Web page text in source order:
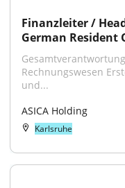
Finanzleiter /
German Resident
Rechnungswesen
und...
ASICA Holding
Karlsruhe